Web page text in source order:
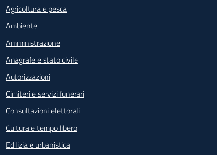
Agricoltura e pesca
Ambiente
Amministrazione
Anagrafe e stato civile
Autorizzazioni
Cimiteri e servizi funerari
Consultazioni elettorali
Cultura e tempo libero
Edilizia e urbanistica